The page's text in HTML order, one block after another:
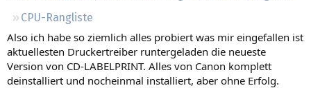
CPU-Rangliste
Also ich habe so ziemlich alles probiert was mir eingefallen ist
aktuellesten Druckertreiber runtergeladen die neueste
Version von CD-LABELPRINT. Alles von Canon komplett
deinstalliert und nocheinmal installiert, aber ohne Erfolg.